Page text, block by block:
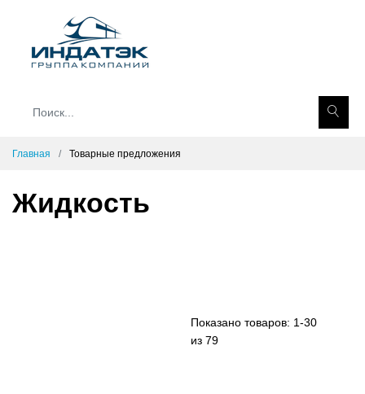
Главная Товарные предложения
Жидкость
Показано товаров: 1-30
из 79